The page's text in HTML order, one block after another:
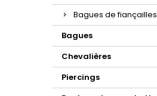
Bagues de fiançailles
Bagues
Chevalières
Piercings